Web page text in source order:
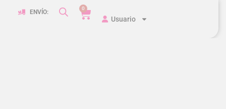
ENVÍO:
0
Usuario